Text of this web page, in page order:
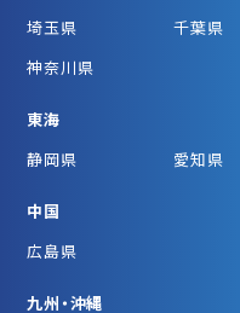
埼玉県
千葉県
神奈川県
東海
静岡県
愛知県
中国
広島県
九州・沖縄